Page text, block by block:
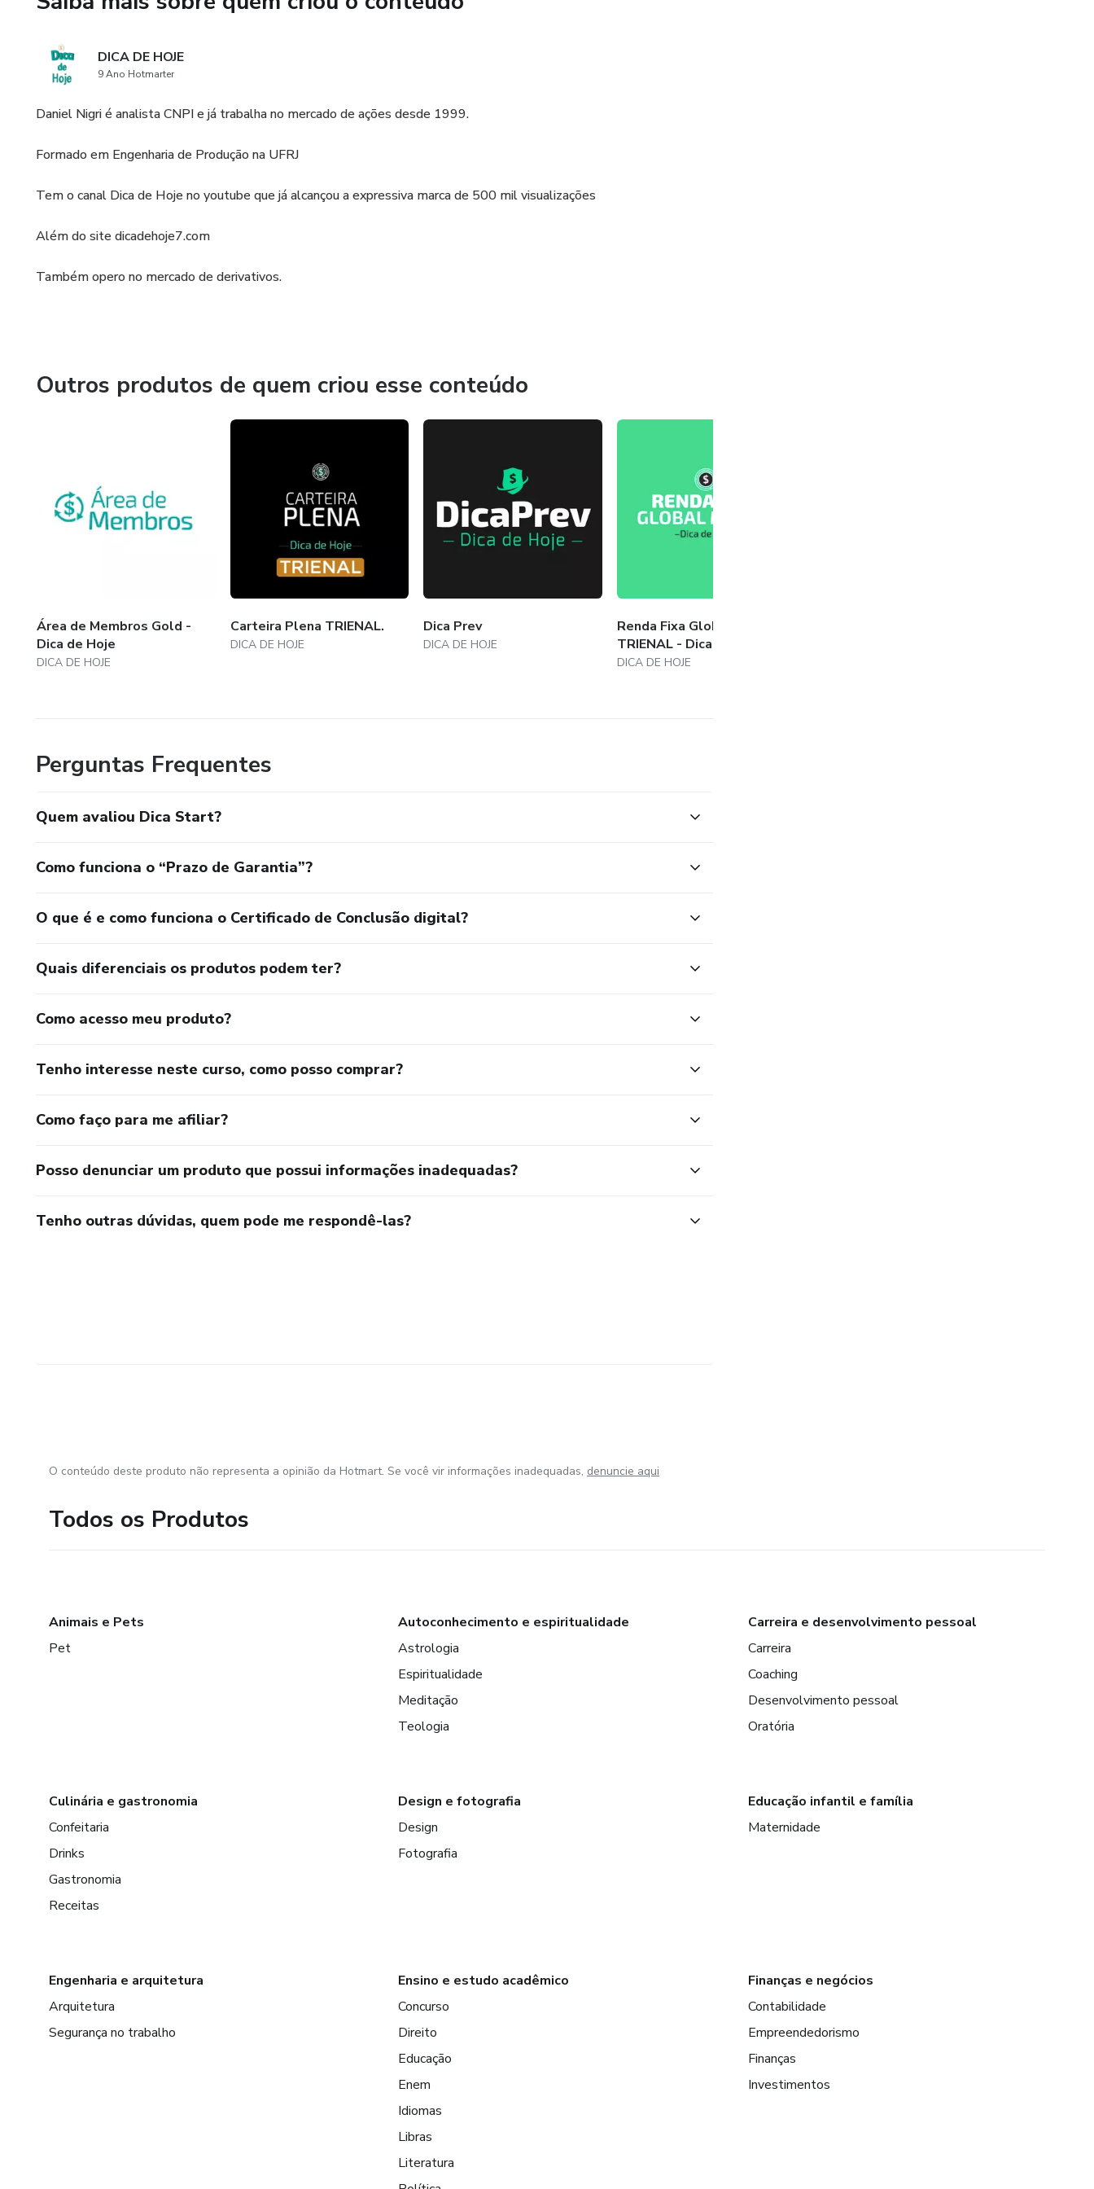
DICA DE HOJE
9 Ano Hotmarter
Daniel Nigri é analista CNPI e já trabalha no mercado de ações desde 1999.
Formado em Engenharia de Produção na UFRJ
Tem o canal Dica de Hoje no youtube que já alcançou a expressiva marca de 500 mil visualizações
Além do site dicadehoje7.com
Também opero no mercado de derivativos.
Outros produtos de quem criou esse conteúdo
Área de Membros Gold -
Dica de Hoje
DICA DE HOJE
Carteira Plena TRIENAL.
DICA DE HOJE
Dica Prev
DICA DE HOJE
Renda Fixa Global Macro
TRIENAL - Dica de Hoje
DICA DE HOJE
Perguntas Frequentes
Quem avaliou Dica Start?
Como funciona o “Prazo de Garantia”?
O que é e como funciona o Certificado de Conclusão digital?
Quais diferenciais os produtos podem ter?
Como acesso meu produto?
Tenho interesse neste curso, como posso comprar?
Como faço para me afiliar?
Posso denunciar um produto que possui informações inadequadas?
Tenho outras dúvidas, quem pode me respondê-las?
O conteúdo deste produto não representa a opinião da Hotmart. Se você vir informações inadequadas, denuncie aqui
Todos os Produtos
Animais e Pets
Pet
Autoconhecimento e espiritualidade
Astrologia
Espiritualidade
Meditação
Teologia
Carreira e desenvolvimento pessoal
Carreira
Coaching
Desenvolvimento pessoal
Oratória
Culinária e gastronomia
Confeitaria
Drinks
Gastronomia
Receitas
Design e fotografia
Design
Fotografia
Educação infantil e família
Maternidade
Engenharia e arquitetura
Arquitetura
Segurança no trabalho
Ensino e estudo acadêmico
Concurso
Direito
Educação
Enem
Idiomas
Libras
Literatura
Finanças e negócios
Contabilidade
Empreendedorismo
Finanças
Investimentos